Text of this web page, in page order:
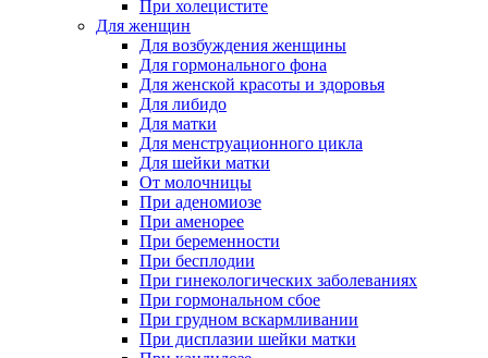
При холецистите
Для женщин
Для возбуждения женщины
Для гормонального фона
Для женской красоты и здоровья
Для либидо
Для матки
Для менструационного цикла
Для шейки матки
От молочницы
При аденомиозе
При аменорее
При беременности
При бесплодии
При гинекологических заболеваниях
При гормональном сбое
При грудном вскармливании
При дисплазии шейки матки